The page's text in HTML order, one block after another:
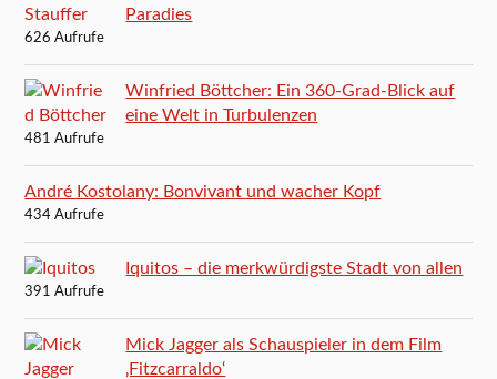
Paradies
626 Aufrufe
Winfried Böttcher: Ein 360-Grad-Blick auf
eine Welt in Turbulenzen
481 Aufrufe
André Kostolany: Bonvivant und wacher Kopf
434 Aufrufe
Iquitos – die merkwürdigste Stadt von allen
391 Aufrufe
Mick Jagger als Schauspieler in dem Film
‚Fitzcarraldo‘